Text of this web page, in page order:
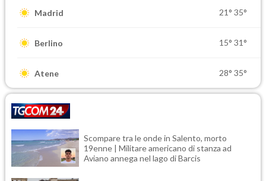
Madrid 21° 35°
Berlino 15° 31°
Atene 28° 35°
Scompare tra le onde in Salento, morto
19enne | Militare americano di stanza ad
Aviano annega nel lago di Barcis